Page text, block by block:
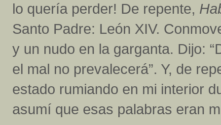
lo quería perder! De repente,
Santo Padre: León XIV.
y un nudo en la garganta. Dijo:
el mal no prevalecerá”. Y, de
estado rumiando en mi interior
asumí que esas palabras eran